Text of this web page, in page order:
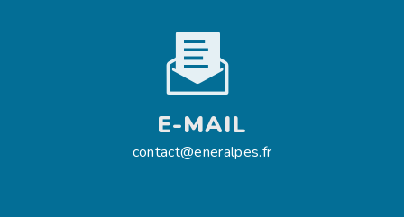
E-MAIL
contact@eneralpes.fr